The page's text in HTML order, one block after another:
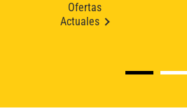
Ofertas
Actuales